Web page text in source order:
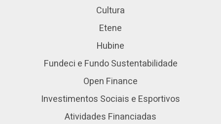
Cultura
Etene
Hubine
Fundeci e Fundo Sustentabilidade
Open Finance
Investimentos Sociais e Esportivos
Atividades Financiadas